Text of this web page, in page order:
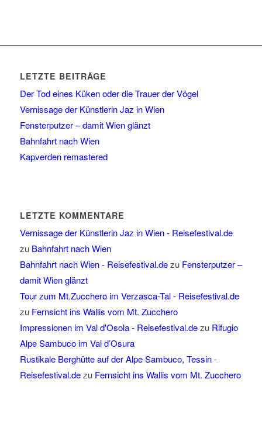
LETZTE BEITRÄGE
Der Tod eines Küken oder die Trauer der Vögel
Vernissage der Künstlerin Jaz in Wien
Fensterputzer – damit Wien glänzt
Bahnfahrt nach Wien
Kapverden remastered
LETZTE KOMMENTARE
Vernissage der Künstlerin Jaz in Wien - Reisefestival.de
zu Bahnfahrt nach Wien
Bahnfahrt nach Wien - Reisefestival.dezu Fensterputzer –
damit Wien glänzt
Tour zum Mt.Zucchero im Verzasca-Tal - Reisefestival.de
zu Fernsicht ins Wallis vom Mt. Zucchero
Impressionen im Val d'Osola - Reisefestival.dezu Rifugio
Alpe Sambuco im Val d’Osura
Rustikale Berghütte auf der Alpe Sambuco, Tessin -
Reisefestival.dezu Fernsicht ins Wallis vom Mt. Zucchero